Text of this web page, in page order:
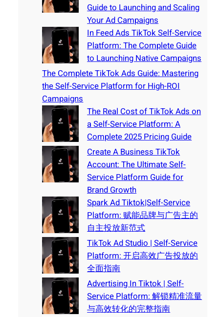
Guide to Launching and Scaling
Your Ad Campaigns
In Feed Ads TikTok Self-Service
Platform: The Complete Guide
to Launching Native Campaigns
The Complete TikTok Ads Guide: Mastering
the Self-Service Platform for High-ROI
Campaigns
The Real Cost of TikTok Ads on
a Self-Service Platform: A
Complete 2025 Pricing Guide
Create A Business TikTok
Account: The Ultimate Self-
Service Platform Guide for
Brand Growth
Spark Ad Tiktok|Self-Service
Platform: 赋能品牌与广告主的
自主投放新范式
TikTok Ad Studio | Self-Service
Platform: 开启高效广告投放的
全面指南
Advertising In Tiktok | Self-
Service Platform: 解锁精准流量
与高效转化的完整指南